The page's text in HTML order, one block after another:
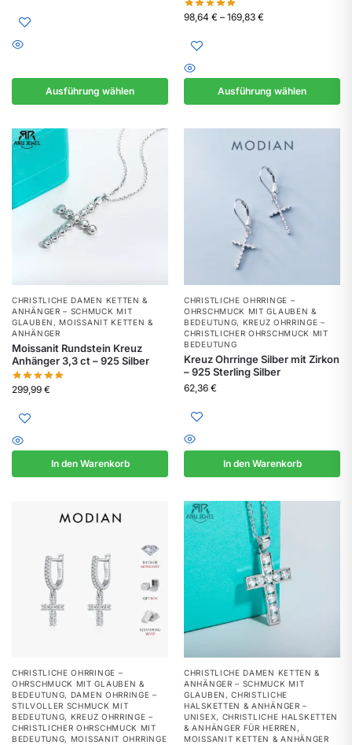
Ausführung wählen
98,64 € – 169,83 €
Ausführung wählen
CHRISTLICHE DAMEN KETTEN &
ANHÄNGER – SCHMUCK MIT
GLAUBEN ,MOISSANIT KETTEN &
ANHÄNGER
Moissanit Rundstein Kreuz
Anhänger 3,3 ct – 925 Silber
299,99 €
In den Warenkorb
CHRISTLICHE OHRRINGE –
OHRSCHMUCK MIT GLAUBEN &
BEDEUTUNG, KREUZ OHRRINGE –
CHRISTLICHER OHRSCHMUCK MIT
BEDEUTUNG
Kreuz Ohrringe Silber mit Zirkon
– 925 Sterling Silber
62,36 €
In den Warenkorb
CHRISTLICHE OHRRINGE –
OHRSCHMUCK MIT GLAUBEN &
BEDEUTUNG, DAMEN OHRRINGE –
STILVOLLER SCHMUCK MIT
BEDEUTUNG, KREUZ OHRRINGE –
CHRISTLICHER OHRSCHMUCK MIT
BEDEUTUNG, MOISSANIT OHRRINGE
CHRISTLICHE DAMEN KETTEN &
ANHÄNGER – SCHMUCK MIT
GLAUBEN ,CHRISTLICHE
HALSKETTEN & ANHÄNGER –
UNISEX, CHRISTLICHE HALSKETTEN
& ANHÄNGER FÜR HERREN ,
MOISSANIT KETTEN & ANHÄNGER